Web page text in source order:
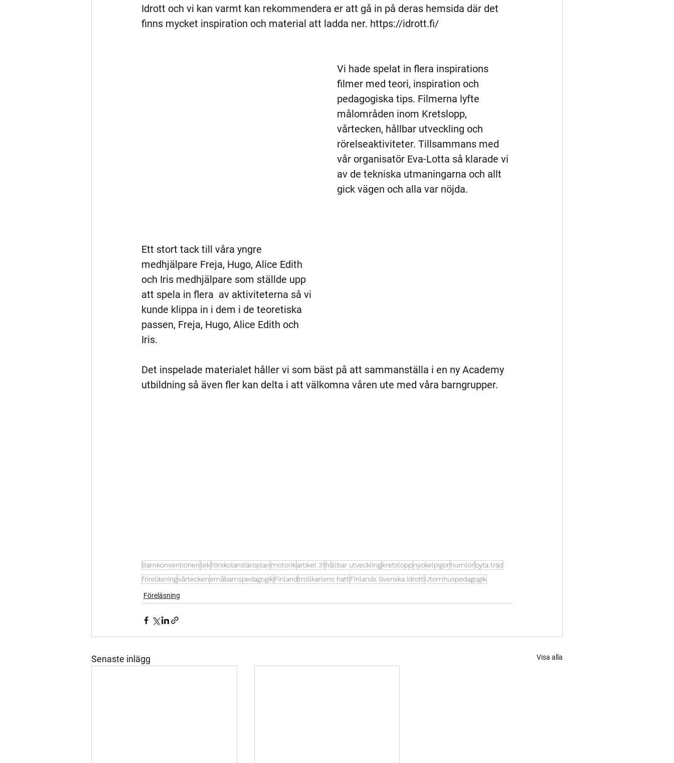
Idrott och vi kan varmt kan rekommendera er att gå in på deras hemsida där det
finns mycket inspiration och material att ladda ner. https://idrott.fi/
Vi hade spelat in flera inspirations
filmer med teori, inspiration och
pedagogiska tips. Filmerna lyfte
målområden inom Kretslopp,
vårtecken, hållbar utveckling och
rörelseaktiviteter. Tillsammans med
vår organisatör Eva-Lotta så klarade vi
av de tekniska utmaningarna och allt
gick vägen och alla var nöjda.
Ett stort tack till våra yngre
medhjälpare Freja, Hugo, Alice Edith
och Iris medhjälpare som ställde upp
att spela in flera  av aktiviteterna så vi
kunde klippa in i dem i de teoretiska
passen, Freja, Hugo, Alice Edith och
Iris.
Det inspelade materialet håller vi som bäst på att sammanställa i en ny Academy
utbildning så även fler kan delta i att välkomna våren ute med våra barngrupper.
Barnkonventionen lekförskolansläroplan motorikartikel 31 hållbar utvecklingkretsloppnyckelpigorhumlorbyta träd
föreläsningvårteckensmåbarnspedagogikFinlandtrollkarlens hattFinlands Svenska IdrottUtomhuspedagogik
Föreläsning
Senaste inlägg Visa alla